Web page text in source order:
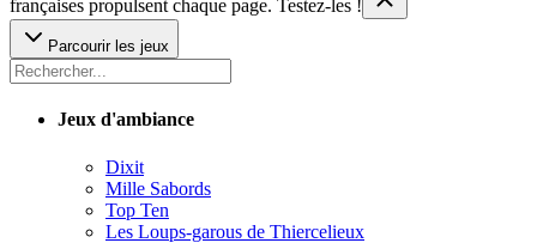
françaises propulsent chaque page. Testez-les !
Parcourir les jeux
Jeux d'ambiance
Dixit
Mille Sabords
Top Ten
Les Loups-garous de Thiercelieux